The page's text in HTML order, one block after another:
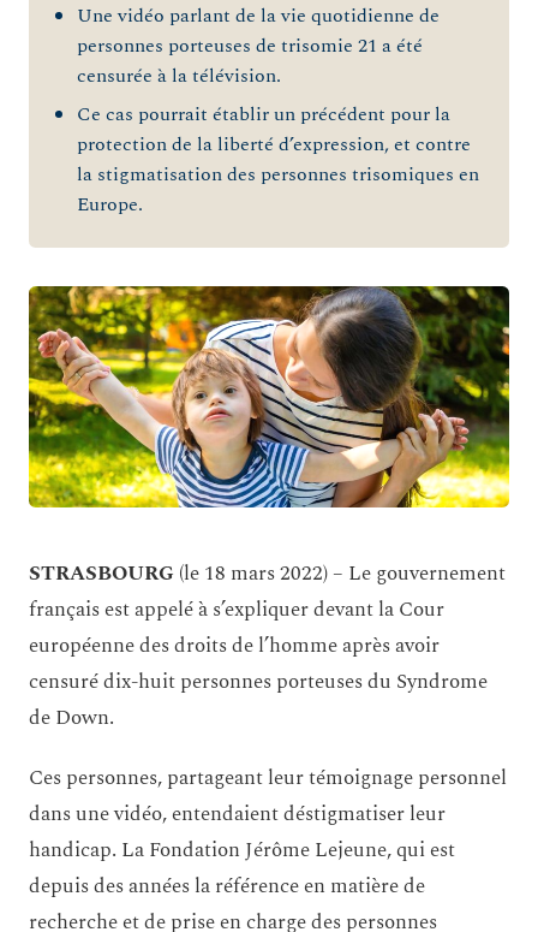
Une vidéo parlant de la vie quotidienne de
personnes porteuses de trisomie 21 a été
censurée à la télévision.
Ce cas pourrait établir un précédent pour la
protection de la liberté d’expression, et contre
la stigmatisation des personnes trisomiques en
Europe.
STRASBOURG(le 18 mars 2022) – Le gouvernement
français est appelé à s’expliquer devant la Cour
européenne des droits de l’homme après avoir
censuré dix-huit personnes porteuses du Syndrome
de Down.
Ces personnes, partageant leur témoignage personnel
dans une vidéo, entendaient déstigmatiser leur
handicap. La Fondation Jérôme Lejeune, qui est
depuis des années la référence en matière de
recherche et de prise en charge des personnes